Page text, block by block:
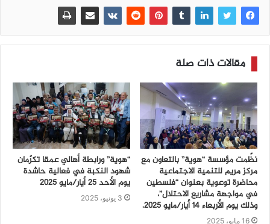
مقالات ذات صلة
نظّمت مؤسسة “هوية” بالتعاون مع
مركز مريم للتنمية الاجتماعية
محاضرة توعوية بعنوان “فلسطين
في مواجهة مشاريع الاحتلال”،
وذلك يوم الأربعاء 14 أيار/مايو 2025.
16 مايو، 2025
“هوية” ورابطة أهالي عمقا تكرّمان
شهود النكبة في فعالية حاشدة
يوم الأحد 25 أيار/مايو 2025
3 يونيو، 2025